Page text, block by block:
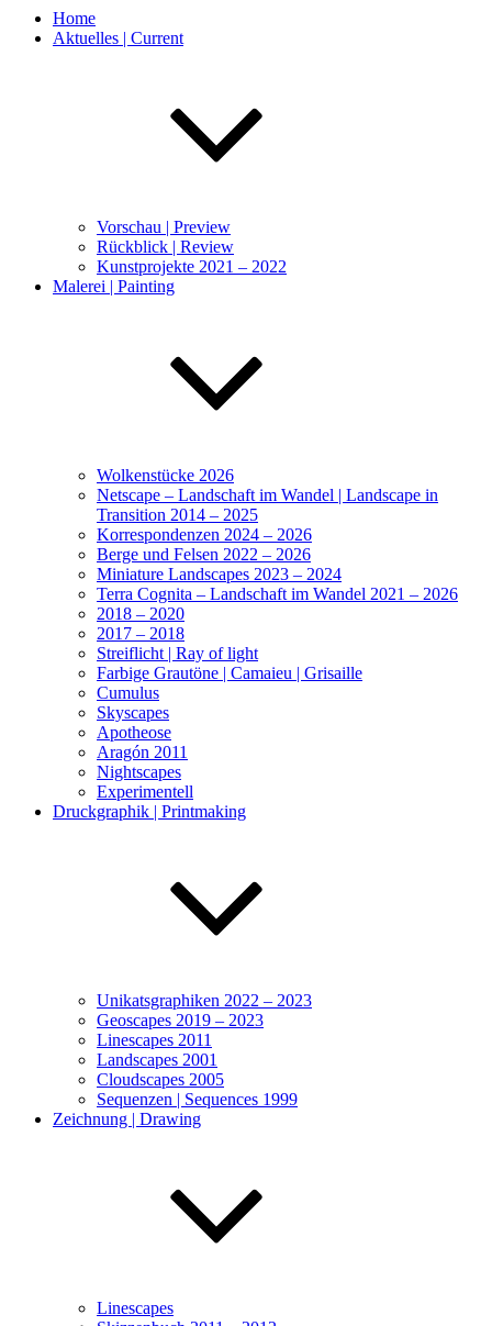
Home
Aktuelles | Current
Vorschau | Preview
Rückblick | Review
Kunstprojekte 2021 – 2022
Malerei | Painting
Wolkenstücke 2026
Netscape – Landschaft im Wandel | Landscape in
Transition 2014 – 2025
Korrespondenzen 2024 – 2026
Berge und Felsen 2022 – 2026
Miniature Landscapes 2023 – 2024
Terra Cognita – Landschaft im Wandel 2021 – 2026
2018 – 2020
2017 – 2018
Streiflicht | Ray of light
Farbige Grautöne | Camaieu | Grisaille
Cumulus
Skyscapes
Apotheose
Aragón 2011
Nightscapes
Experimentell
Druckgraphik | Printmaking
Unikatsgraphiken 2022 – 2023
Geoscapes 2019 – 2023
Linescapes 2011
Landscapes 2001
Cloudscapes 2005
Sequenzen | Sequences 1999
Zeichnung | Drawing
Linescapes